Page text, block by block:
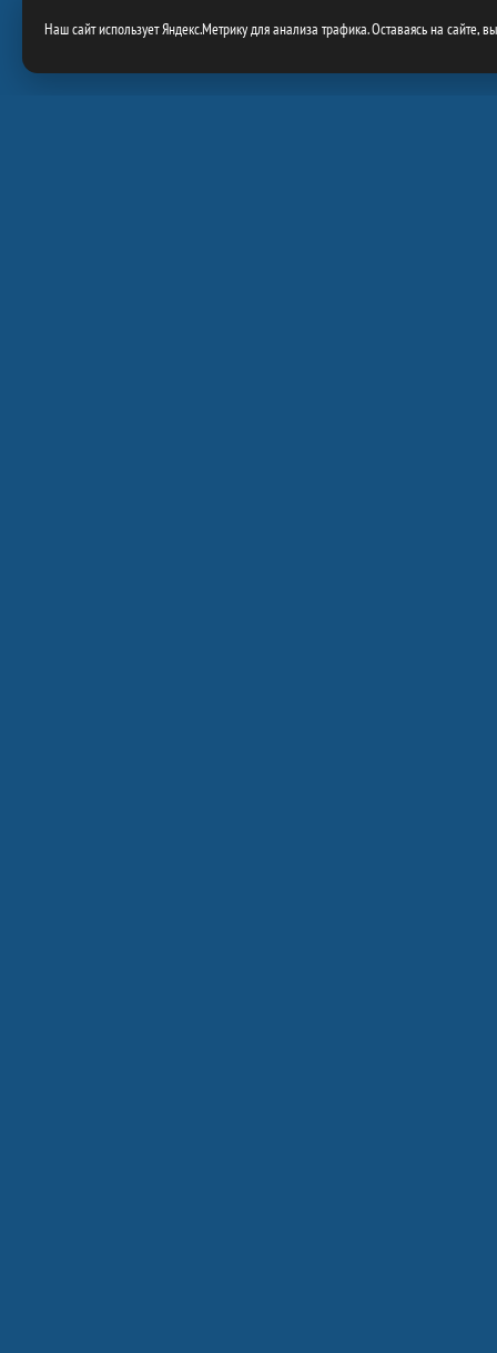
Наш сайт использует Яндекс.Метрику для анализа трафика. Оставаясь на сайте,